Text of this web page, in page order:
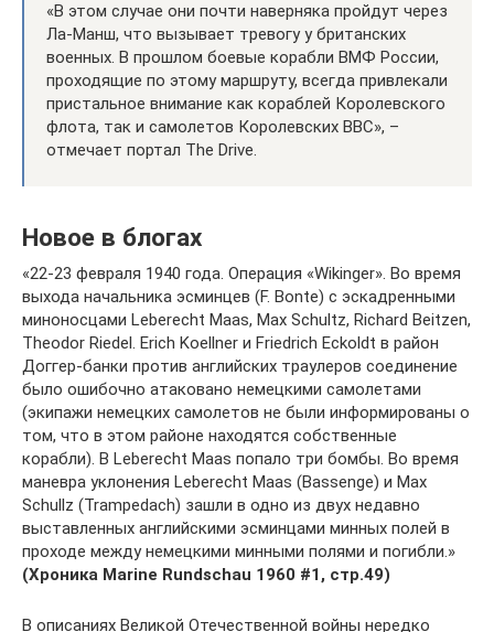
«В этом случае они почти наверняка пройдут через
Ла-Манш, что вызывает тревогу у британских
военных. В прошлом боевые корабли ВМФ России,
проходящие по этому маршруту, всегда привлекали
пристальное внимание как кораблей Королевского
флота, так и самолетов Королевских ВВС», –
отмечает портал The Drive.
Новое в блогах
«22-23 февраля 1940 года. Операция «Wikinger». Во время
выхода начальника эсминцев (F. Bonte) с эскадренными
миноносцами Leberecht Maas, Max Schultz, Richard Beitzen,
Theodor Riedel. Erich Koellner и Friedrich Eckoldt в район
Доггер-банки против английских траулеров соединение
было ошибочно атаковано немецкими самолетами
(экипажи немецких самолетов не были информированы о
том, что в этом районе находятся собственные
корабли). В Leberecht Maas попало три бомбы. Во время
маневра уклонения Leberecht Maas (Bassenge) и Max
Schullz (Trampedach) зашли в одно из двух недавно
выставленных английскими эсминцами минных полей в
проходе между немецкими минными полями и погибли.»
(Хроника Marine Rundschau 1960 #1, стр.49)
В описаниях Великой Отечественной войны нередко